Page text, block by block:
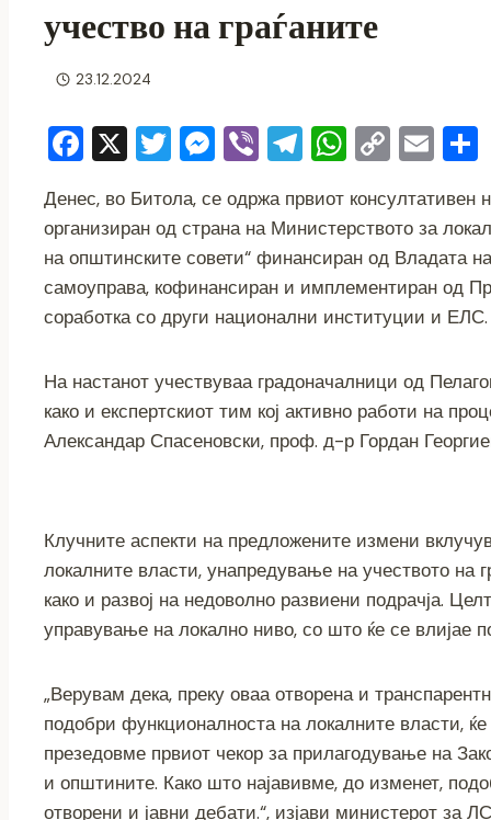
учество на граѓаните
23.12.2024
F
c
e
b
o
k
X T
tt
er
M
ss
e
n
g
Vi
er
T
e
gr
a
m
W
at
s
A
p
C
p
y
Li
n
E
ai
l
Денес, во Битола, се одржа првиот консултативен
организиран од страна на Министерството за
на општинските совети“ финансиран од Владата
самоуправа, кофинансиран и имплементиран од
соработка со други национални институции и ЕЛС.
На настанот учествуваа градоначалници од
како и експертскиот тим кој активно работи на
Александар Спасеновски, проф. д-р Гордан
Клучните аспекти на предложените измени
локалните власти, унапредување на учеството на
како и развој на недоволно развиени подрачја.
управување на локално ниво, со што ќе се влијае
„Верувам дека, преку оваа отворена и
подобри функционалноста на локалните власти,
презедовме првиот чекор за прилагодување на
и општините. Како што најавивме, до изменет,
отворени и јавни дебати.“, изјави министерот за